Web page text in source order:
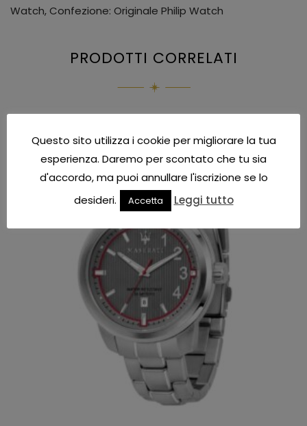
Watch, Confezione: Originale Philip Watch
PRODOTTI CORRELATI
Questo sito utilizza i cookie per migliorare la tua
esperienza. Daremo per scontato che tu sia
d'accordo, ma puoi annullare l'iscrizione se lo
desideri.
Accetta Leggi tutto